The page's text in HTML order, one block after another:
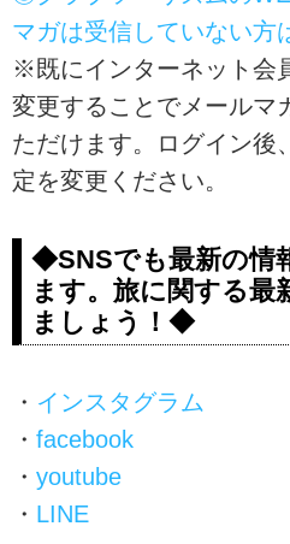
マガは受信していない方
※既にインターネット会
変更することでメールマ
ただけます。ログイン後
定を変更ください。
◆SNSでも最新の情
ます。旅に関する最
ましょう！◆
・ インスタグラム
・ facebook
・ youtube
・ LINE